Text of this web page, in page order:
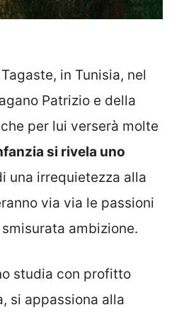
in Tunisia, nel
Patrizio e della
per lui verserà molte
si rivela uno
una irrequietezza alla
via via le passioni
ambizione.
studia con profitto
si appassiona alla